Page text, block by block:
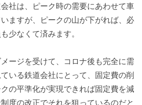
社は、ピーク時の需要にあわせて車
ますが、ピークの山が下がれば、必
少なくて済みます。
ージを受けて、コロナ後も完全に需
いる鉄道会社にとって、固定費の削
の平準化が実現できれば固定費を減
度の改正でそれを狙っているのだと